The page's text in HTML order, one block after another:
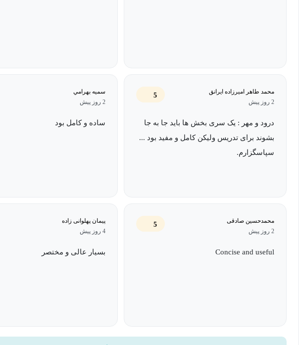
محمد طاهر امیرزاده ایرانق
2 روز پیش
5
درود و مهر : یک سری بخش ها باید جا به جا
بشوند برای تدریس ولیکن کامل و مفید بود ...
سپاسگزارم.
سميه بهرامي
2 روز پیش
ساده و کامل بود
محمدحسین صادقی
2 روز پیش
5
Concise and useful
پیمان پهلوانی زاده
4 روز پیش
بسیار عالی و مختصر